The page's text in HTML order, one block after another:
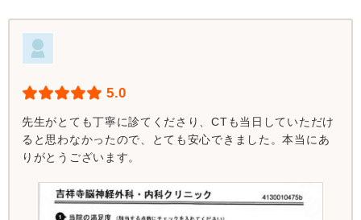
5.0
先生がとても丁寧に診てくださり、CTも当日していただけ
ると思わなかったので、とても安心できました。本当にあ
りがとうございます。